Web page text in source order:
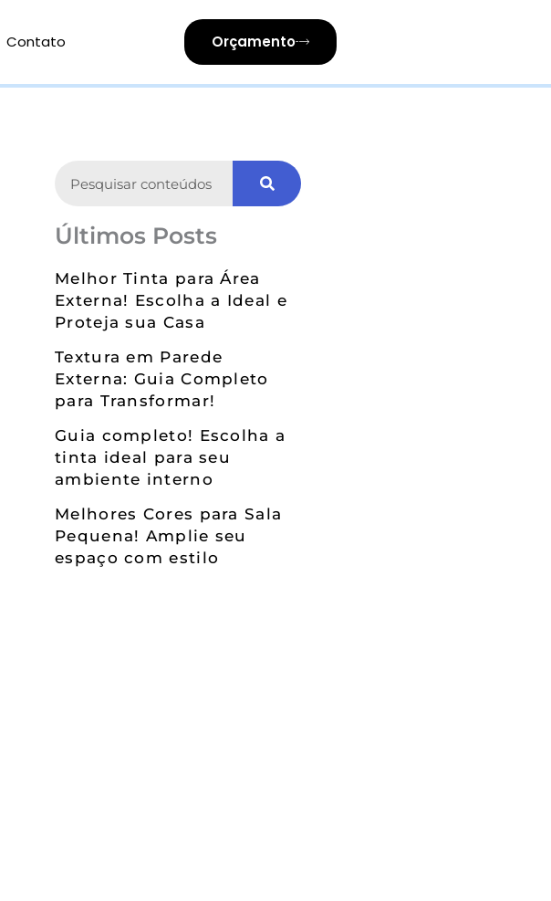
Contato Orçamento
Últimos Posts
Melhor Tinta para Área
Externa! Escolha a Ideal e
Proteja sua Casa
Textura em Parede
Externa: Guia Completo
para Transformar!
Guia completo! Escolha a
tinta ideal para seu
ambiente interno
Melhores Cores para Sala
Pequena! Amplie seu
espaço com estilo